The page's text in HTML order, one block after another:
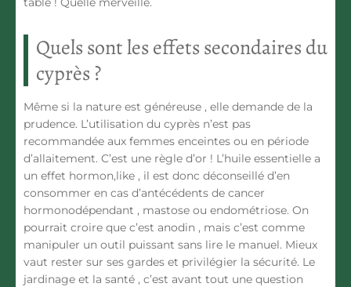
Quels sont les effets secondaires du
cyprès ?
Même si la nature est généreuse , elle demande de la
prudence. L’utilisation du cyprès n’est pas
recommandée aux femmes enceintes ou en période
d’allaitement. C’est une règle d’or ! L’huile essentielle a
un effet hormon,like , il est donc déconseillé d’en
consommer en cas d’antécédents de cancer
hormonodépendant , mastose ou endométriose. On
pourrait croire que c’est anodin , mais c’est comme
manipuler un outil puissant sans lire le manuel. Mieux
vaut rester sur ses gardes et privilégier la sécurité. Le
jardinage et la santé , c’est avant tout une question